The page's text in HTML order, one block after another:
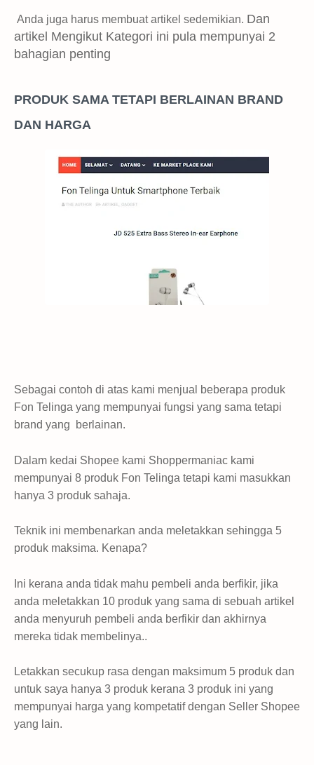
Anda juga harus membuat artikel sedemikian. Dan
artikel Mengikut Kategori ini pula mempunyai 2
bahagian penting
PRODUK SAMA TETAPI BERLAINAN BRAND
DAN HARGA
Sebagai contoh di atas kami menjual beberapa produk
Fon Telinga yang mempunyai fungsi yang sama tetapi
brand yang berlainan.
Dalam kedai Shopee kami Shoppermaniac kami
mempunyai 8 produk Fon Telinga tetapi kami masukkan
hanya 3 produk sahaja.
Teknik ini membenarkan anda meletakkan sehingga 5
produk maksima. Kenapa?
Ini kerana anda tidak mahu pembeli anda berfikir, jika
anda meletakkan 10 produk yang sama di sebuah artikel
anda menyuruh pembeli anda berfikir dan akhirnya
mereka tidak membelinya..
Letakkan secukup rasa dengan maksimum 5 produk dan
untuk saya hanya 3 produk kerana 3 produk ini yang
mempunyai harga yang kompetatif dengan Seller Shopee
yang lain.